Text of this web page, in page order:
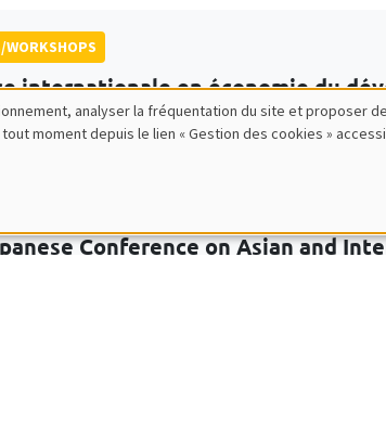
WORKSHOPS
internationale en économie du
Conference on Asian and
analyser la fréquentation du site et proposer
moment depuis le lien « Gestion des cookies »